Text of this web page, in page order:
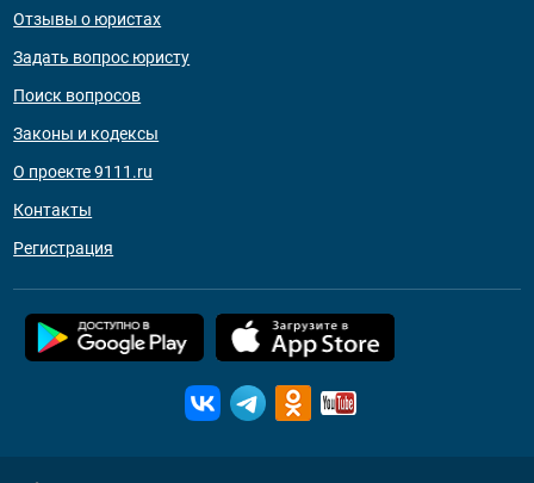
Отзывы о юристах
Задать вопрос юристу
Поиск вопросов
Законы и кодексы
О проекте 9111.ru
Контакты
Регистрация